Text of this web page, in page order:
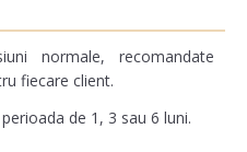
normale, recomandate
fiecare client.
de 1, 3 sau 6 luni.